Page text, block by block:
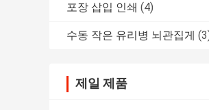
포장 삽입 인쇄 (4)
수동 작은 유리병 뇌관집게
제일 제품